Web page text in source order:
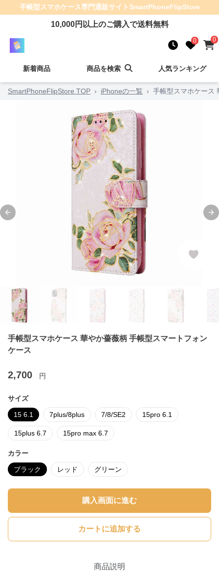
手帳型スマホケース専門通販サイトSmartPhoneFlipStore
10,000円以上のご購入で送料無料
0 0
新着商品 商品を検索 人気ランキング
SmartPhoneFlipStore TOP › iPhoneの一覧 › 手帳型スマホケース
Previous slide
手帳型スマホケース 華やか薔薇柄 手帳型スマートフォン
ケース
2,700 円
サイズ
15 6.1 7plus/8plus 7/8/SE2 15pro 6.1
15plus 6.7 15pro max 6.7
カラー
ブラック レッド グリーン
購入画面に進む
カートに追加する
商品説明